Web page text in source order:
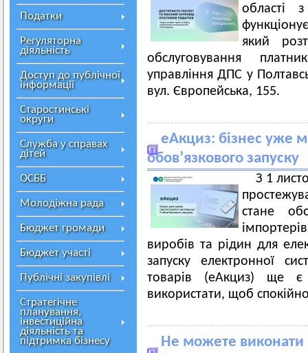
Податки
Регуляторна
діяльність
Доступ до публічної
інформації
Старостинські
округи
Служба у справах
дітей
ОСББ
Молодіжна рада
Бюджет громади
Бюджет участі
Публічні закупівлі
Стратегічне
планування,
інвестиційна
діяльність та
підтримка бізнесу
області
який
обслуговування
управління ДПС у
вул. Європейська, 155.
еАкциз: бізнес уже
обов’язкового запуску
З 1
стане
виробів та рідин для
запуску електронної
товарів (еАкциз) ще
використати, щоб
Не можете виконати